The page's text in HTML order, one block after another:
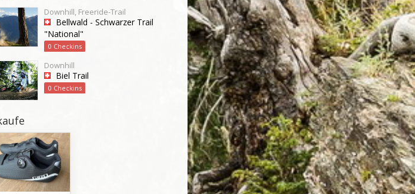
Downhill, Freeride-Trail
Bellwald - Schwarzer Trail
"National"
0 Checkins
Downhill
Biel Trail
0 Checkins